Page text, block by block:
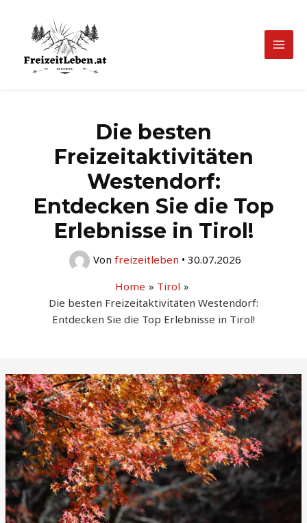
springen
Main
Die besten
Freizeitaktivitäten
Westendorf:
Entdecken Sie die Top
Erlebnisse in Tirol!
Von freizeitleben • 30.07.2026
Home
Tirol
Die besten Freizeitaktivitäten Westendorf:
Entdecken Sie die Top Erlebnisse in Tirol!